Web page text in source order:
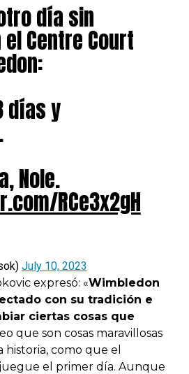
día sin
Centre Court
días y
Nole.
RCe3x2gH
July 10, 2023
expresó: «Wimbledon
con su tradición e
ciertas cosas que
que son cosas maravillosas
como que el
el primer día. Aunque